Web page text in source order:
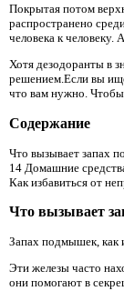
Покрытая потом
распространено
человека к
Хотя дезодоранты в
решением.Если вы
что вам нужно.
Содержание
Что вызывает запах
14 Домашние
Как избавиться от
Что вызывает
Запах подмышек, как
Эти железы часто
они помогают в